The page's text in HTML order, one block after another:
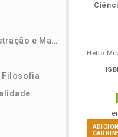
Negócios, Administração e Marketing
Filosofia
Hélio